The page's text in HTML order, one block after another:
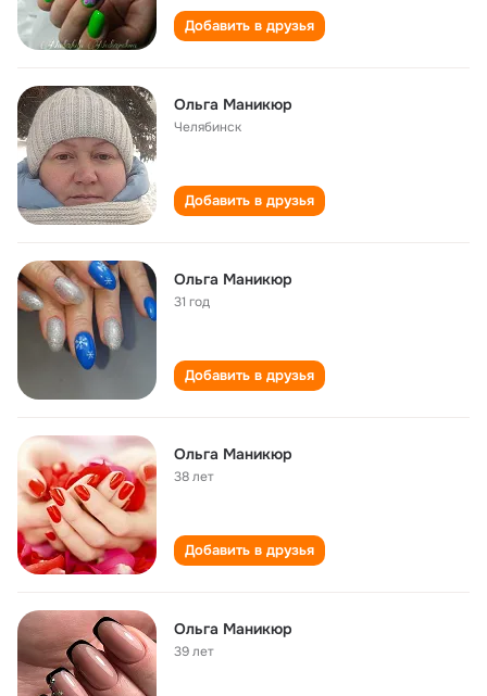
Добавить в друзья
Ольга Маникюр
Челябинск
Добавить в друзья
Ольга Маникюр
31 год
Добавить в друзья
Ольга Маникюр
38 лет
Добавить в друзья
Ольга Маникюр
39 лет